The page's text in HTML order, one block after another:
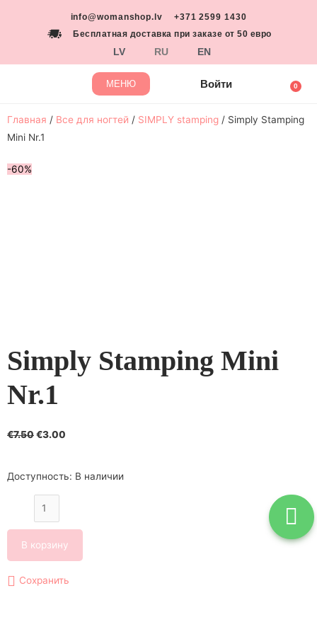
info@womanshop.lv
+371 2599 1430
Бесплатная доставка при заказе от 50 евро
LV RU EN
МЕНЮ Войти
Главная / Все для ногтей / SIMPLY stamping / Simply Stamping
Mini Nr.1
-60%
Simply Stamping Mini
Nr.1
€7.50€3.00
Доступность: В наличии
В корзину
Сохранить